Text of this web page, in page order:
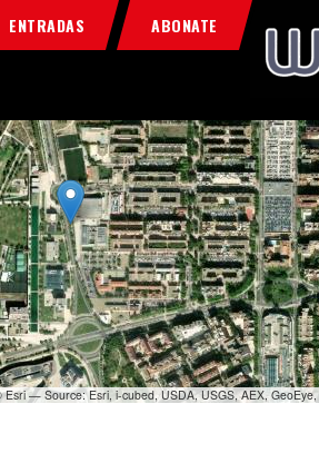
ENTRADAS ABONATE
— Source: Esri, i-cubed, USDA, USGS, AEX,